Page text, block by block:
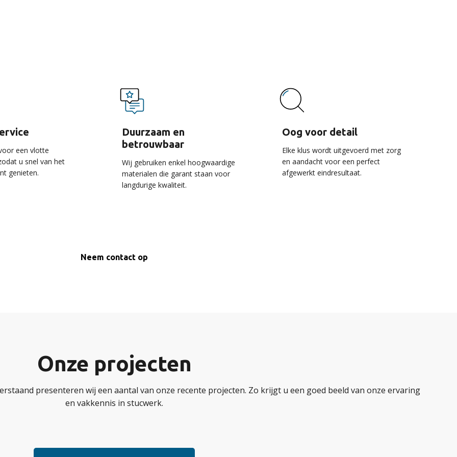
een vlotte
u snel van het
genieten.
Duurzaam en
betrouwbaar
Wij gebruiken enkel hoogwaardige
materialen die garant staan voor
langdurige kwaliteit.
Oog voor detail
Elke klus wordt uitgevoerd met zorg
en aandacht voor een perfect
afgewerkt eindresultaat.
Neem contact op
Onze projecten
presenteren wij een aantal van onze recente projecten. Zo krijgt u een goed beeld van onze ervaring
en vakkennis in stucwerk.